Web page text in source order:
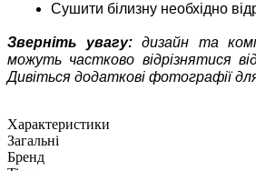
Сушити білизну необхідно
Зверніть увагу:
дизайн та
можуть частково відрізнятися
Дивіться додаткові фотографії
Характеристики
Загальні
Бренд